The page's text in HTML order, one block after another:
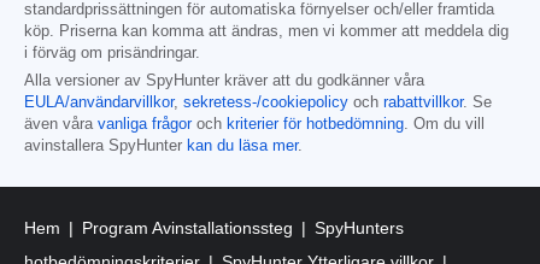
standardprissättningen för automatiska förnyelser och/eller framtida
köp. Priserna kan komma att ändras, men vi kommer att meddela dig
i förväg om prisändringar.
Alla versioner av SpyHunter kräver att du godkänner våra
EULA/användarvillkor, sekretess-/cookiepolicy och rabattvillkor. Se
även våra vanliga frågoroch kriterier för hotbedömning. Om du vill
avinstallera SpyHunter kan du läsa mer.
Hem Program Avinstallationssteg
SpyHunters